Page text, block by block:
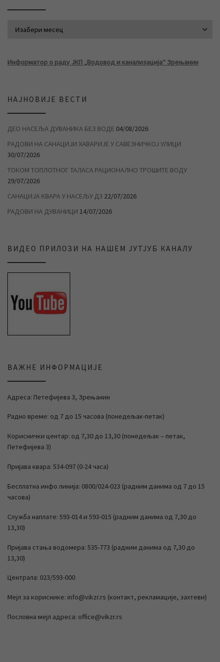
Информатор о раду ЈКП „Водовод и канализација“ Зрењанин
НАЈНОВИЈЕ ВЕСТИ
ДЕО НАСЕЉА ДУВАНИКА БЕЗ ВОДЕ 04/08/2026
РАДОВИ НА САНАЦИЈИ ХАВАРИЈЕ У САВЕЗНИЧКОЈ УЛИЦИ
30/07/2026
ТОКОМ ТОПЛОТНОГ ТАЛАСА РАЦИОНАЛНО ТРОШИТЕ ВОДУ
29/07/2026
САНАЦИЈА КВАРА У НАСЕЉУ Д3 22/07/2026
РАДОВИ НА ДУВАНИЦИ 14/07/2026
ВИДЕО ПРИЛОЗИ НА НАШЕМ ЈУТЈУБ КАНАЛУ
ВАЖНЕ ИНФОРМАЦИЈЕ
Адреса: Петефијева 3, Зрењанин
Радно време: од 7 до 15 часова (понедељак-петак)
Кориснички центар: од 7,30 до 13,30 (понедељак – петак,
Петефијева 3)
Пријава квара: 534-097 (0-24 часа)
Бесплатна инфо линија: 0800/024-023 (радним данима од 7 до 15
часова)
Служба наплате: 593-014 и 593-015 (радним данима од 7,30 до
13,30)
Пријава стања водомера: 535-773 (радним данима од 7,30 до
13,30)
Централа: 023/593-000
Мејл за кориснике: info@vikzr.rs (контакт, рекламације, захтеви)
Пословна мејл адреса: office@vikzr.rs